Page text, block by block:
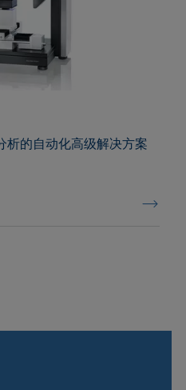
析的自动化高级解决方案